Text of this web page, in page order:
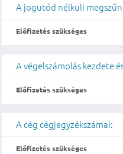
A jogutód nélküli
Előfizetés szükséges
A végelszámolás kezdete
Előfizetés szükséges
A cég cégjegyzékszámai:
Előfizetés szükséges